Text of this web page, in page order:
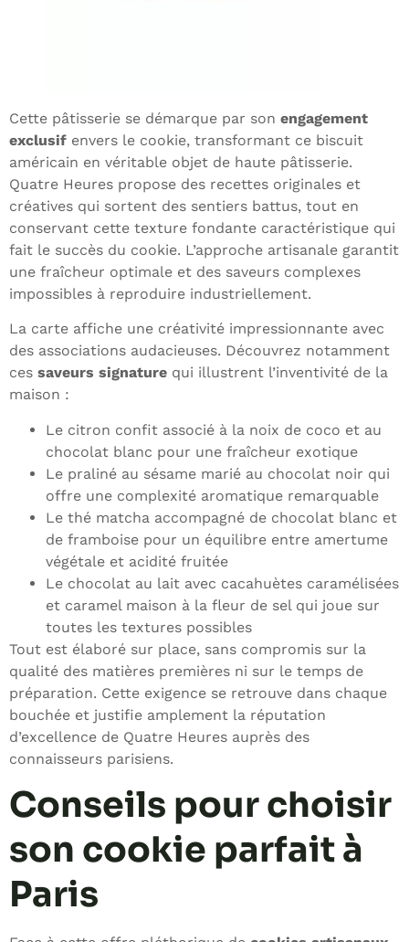
Cette pâtisserie se démarque par son engagement
exclusif envers le cookie, transformant ce biscuit
américain en véritable objet de haute pâtisserie.
Quatre Heures propose des recettes originales et
créatives qui sortent des sentiers battus, tout en
conservant cette texture fondante caractéristique qui
fait le succès du cookie. L’approche artisanale garantit
une fraîcheur optimale et des saveurs complexes
impossibles à reproduire industriellement.
La carte affiche une créativité impressionnante avec
des associations audacieuses. Découvrez notamment
ces saveurs signature qui illustrent l’inventivité de la
maison :
Le citron confit associé à la noix de coco et au
chocolat blanc pour une fraîcheur exotique
Le praliné au sésame marié au chocolat noir qui
offre une complexité aromatique remarquable
Le thé matcha accompagné de chocolat blanc et
de framboise pour un équilibre entre amertume
végétale et acidité fruitée
Le chocolat au lait avec cacahuètes caramélisées
et caramel maison à la fleur de sel qui joue sur
toutes les textures possibles
Tout est élaboré sur place, sans compromis sur la
qualité des matières premières ni sur le temps de
préparation. Cette exigence se retrouve dans chaque
bouchée et justifie amplement la réputation
d’excellence de Quatre Heures auprès des
connaisseurs parisiens.
Conseils pour choisir
son cookie parfait à
Paris